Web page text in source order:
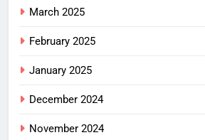
March 2025
February 2025
January 2025
December 2024
November 2024